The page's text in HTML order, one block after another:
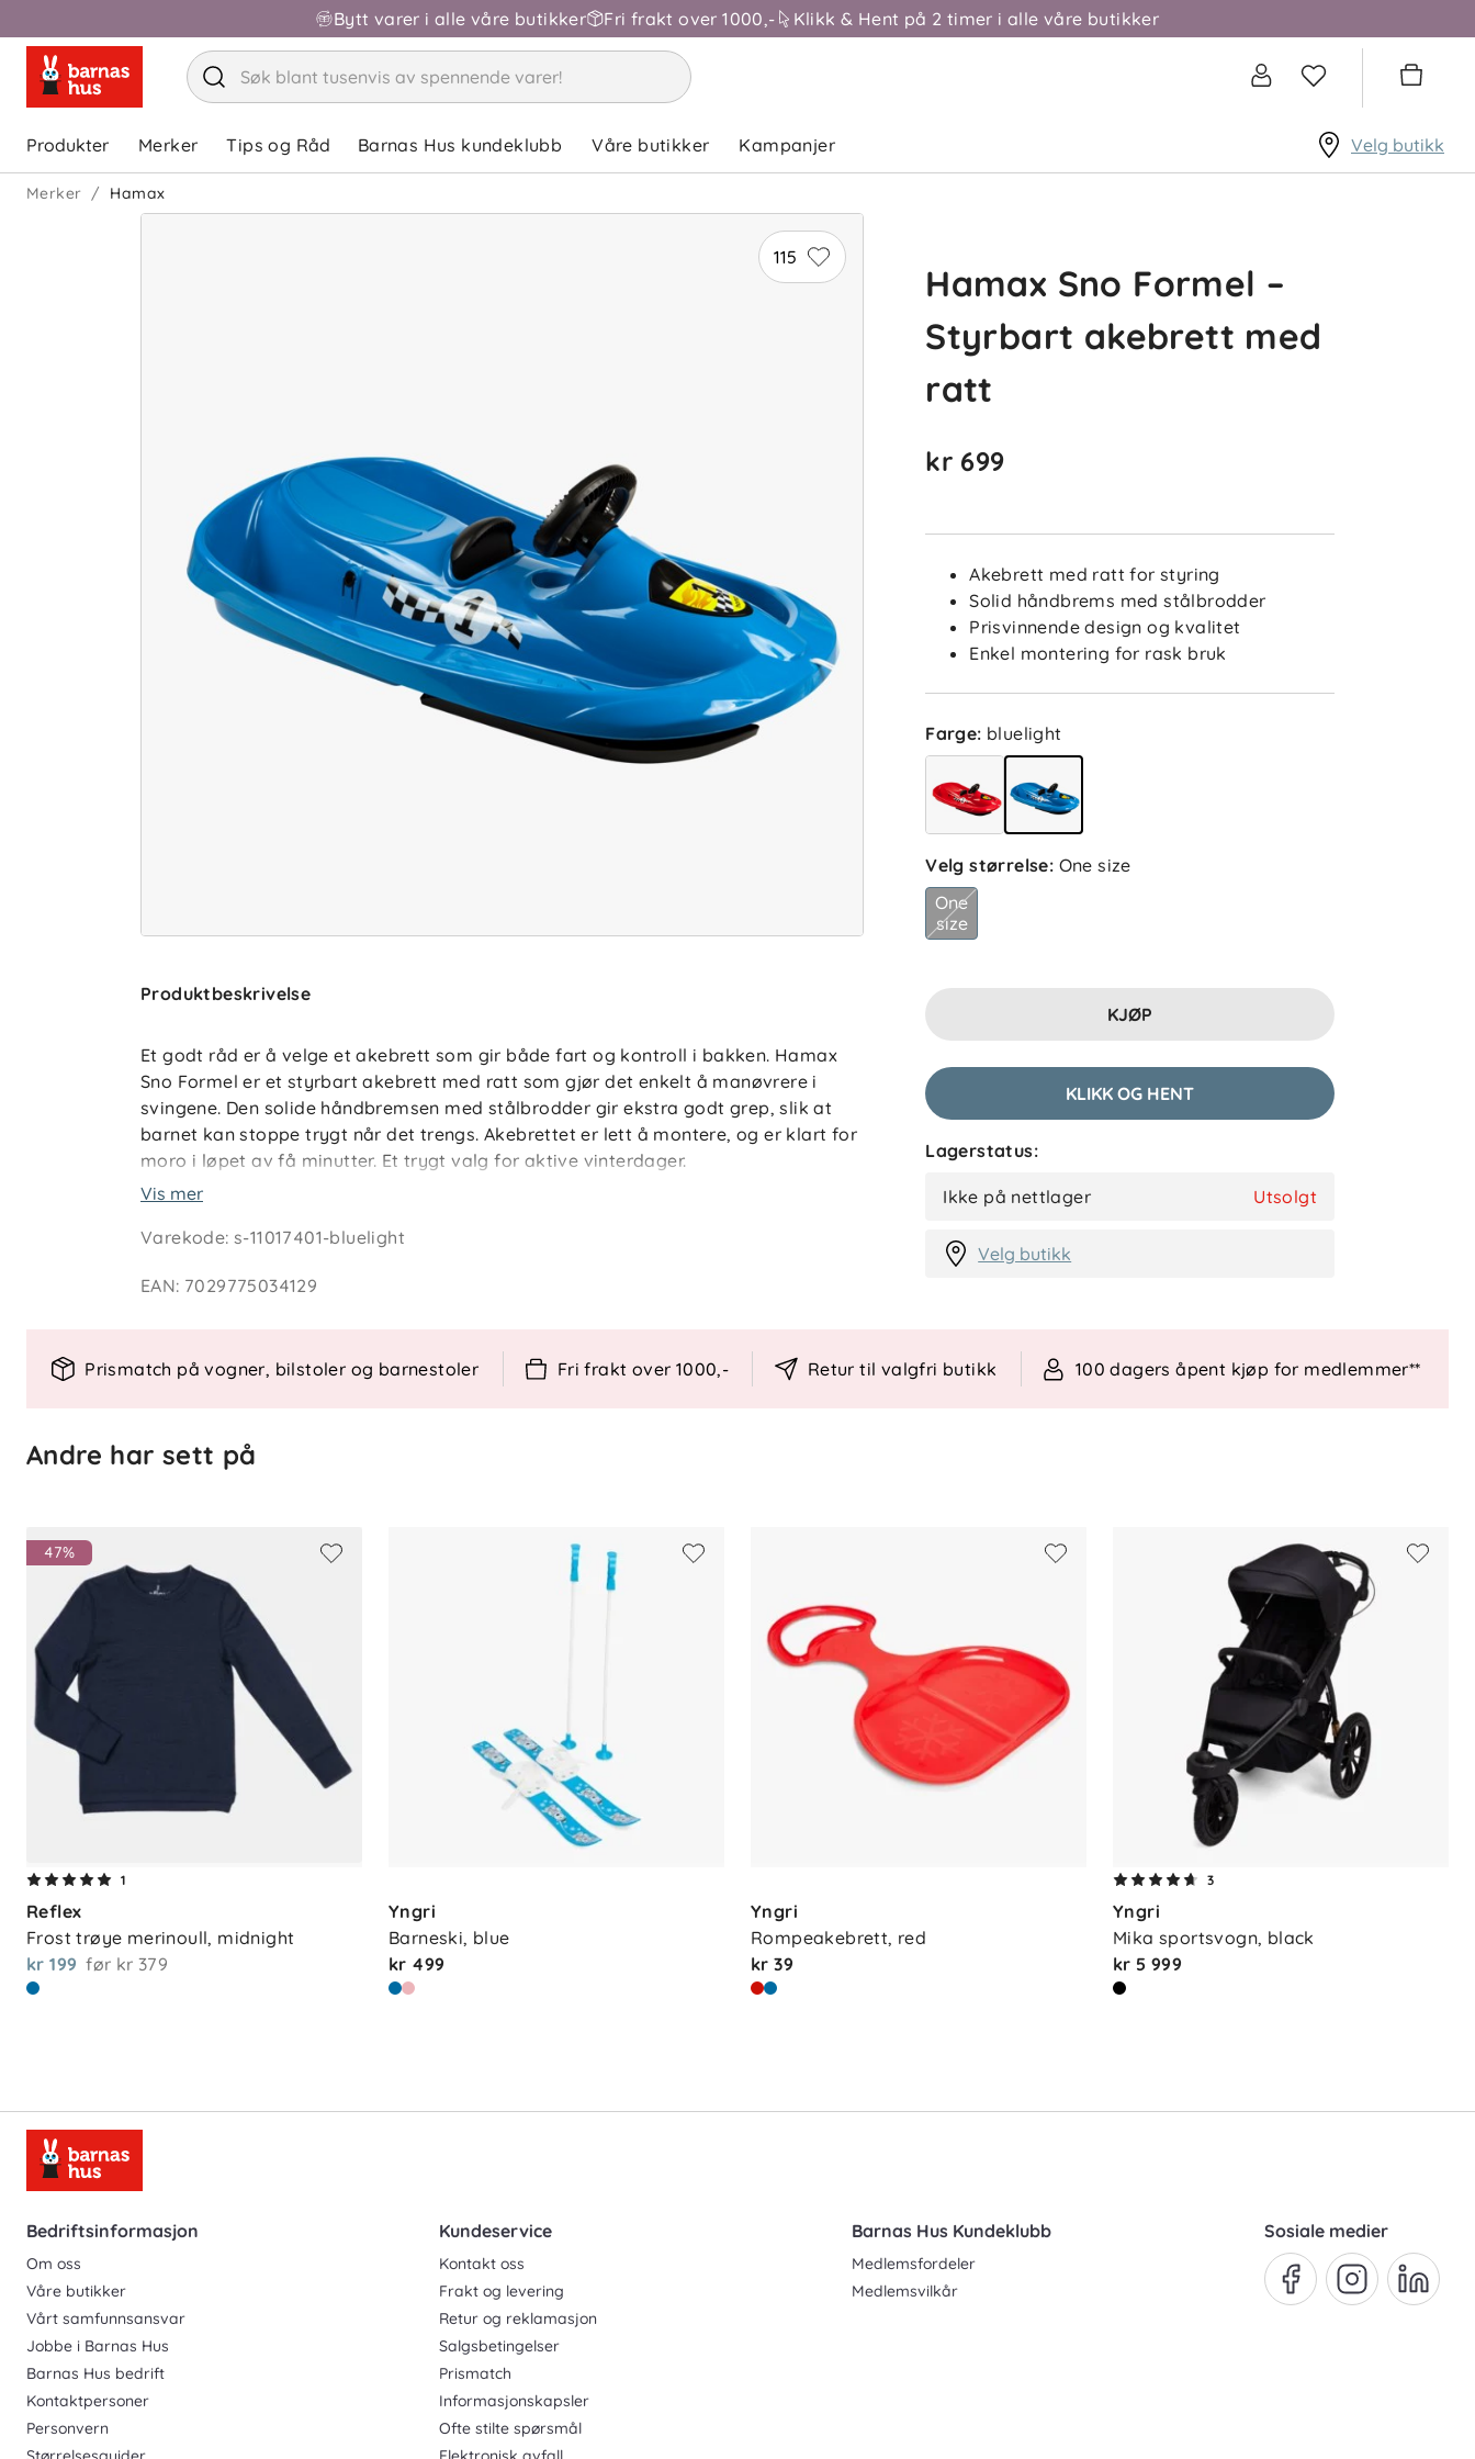
Bytt varer i alle våre butikker Fri frakt over 1000,- Klikk & Hent på 2 timer i alle våre butikker
Produkter Merker Tips og Råd Barnas Hus kundeklubb Våre butikker Kampanjer Velg butikk
Merker Hamax
115
Produktbeskrivelse
Et godt råd er å velge et akebrett som gir både fart og kontroll i bakken. Hamax
Sno Formel er et styrbart akebrett med ratt som gjør det enkelt å manøvrere i
svingene. Den solide håndbremsen med stålbrodder gir ekstra godt grep, slik at
barnet kan stoppe trygt når det trengs. Akebrettet er lett å montere, og er klart for
moro i løpet av få minutter. Et trygt valg for aktive vinterdager.
Styrbart akebrett med ratt
Solid håndbrems med stålbrodder
Bremsefunksjon: Håndbrems med stålbrodder
Vis mer
Varekode:s-11017401-bluelight
EAN: 7029775034129
Hamax Sno Formel –
Styrbart akebrett med
ratt
kr 699
Akebrett med ratt for styring
Solid håndbrems med stålbrodder
Prisvinnende design og kvalitet
Enkel montering for rask bruk
Farge: bluelight
Velg størrelse: One size
One
size
KJØP
KLIKK OG HENT
Lagerstatus:
Ikke på nettlager Utsolgt
Velg butikk
Prismatch på vogner, bilstoler og barnestoler Fri frakt over 1000,- Retur til valgfri butikk 100 dagers åpent kjøp for medlemmer**
Andre har sett på
47%
1
Reflex
Frost trøye merinoull, midnight
kr 199 før kr 379
Yngri
Barneski, blue
kr 499
Yngri
Rompeakebrett, red
kr 39
3
Yngri
Mika sportsvogn, black
kr 5 999
Bedriftsinformasjon
Om oss
Våre butikker
Vårt samfunnsansvar
Jobbe i Barnas Hus
Barnas Hus bedrift
Kontaktpersoner
Personvern
Kundeservice
Kontakt oss
Frakt og levering
Retur og reklamasjon
Salgsbetingelser
Prismatch
Informasjonskapsler
Ofte stilte spørsmål
Barnas Hus Kundeklubb
Medlemsfordeler
Medlemsvilkår
Sosiale medier